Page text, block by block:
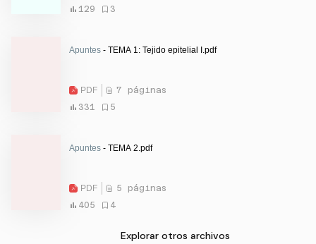
129
3
Apuntes - TEMA 1: Tejido epitelial I.pdf
PDF
7 páginas
331
5
Apuntes - TEMA 2.pdf
PDF
5 páginas
405
4
Explorar otros archivos